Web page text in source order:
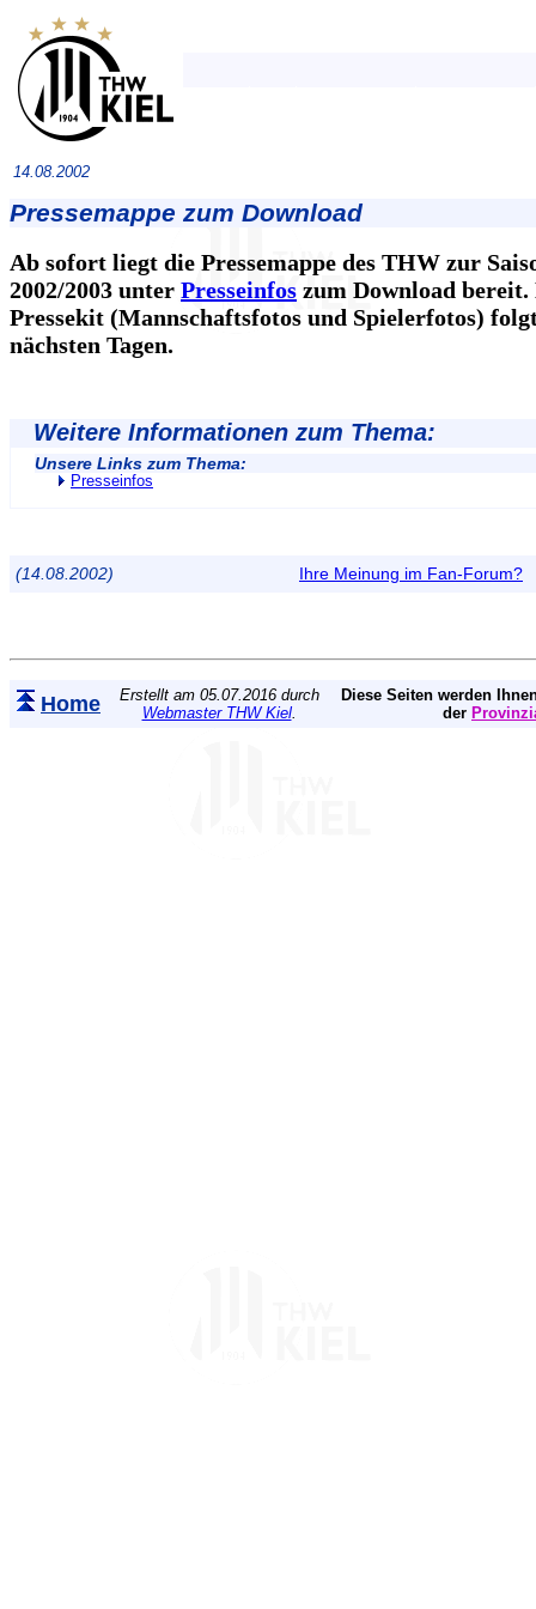
14.08.2002
Pressemappe zum Download
Ab sofort liegt die Pressemappe des THW zur
2002/2003 unter Presseinfos zum Download bereit.
Pressekit (Mannschaftsfotos und Spielerfotos)
nächsten Tagen.
Weitere Informationen zum Thema:
Unsere Links zum Thema:
Presseinfos
(14.08.2002) Ihre Meinung im Fan-Forum?
Home
Erstellt am 05.07.2016 durch
Webmaster THW Kiel.
Diese Seiten werden
der